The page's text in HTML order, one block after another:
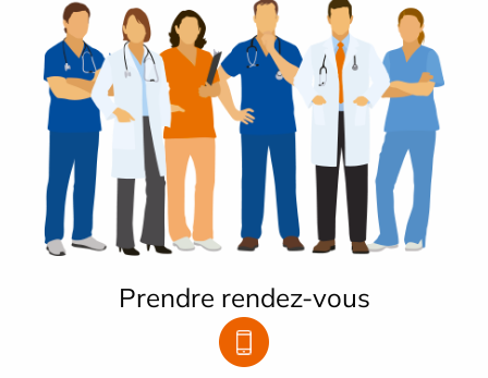
Prendre rendez-vous